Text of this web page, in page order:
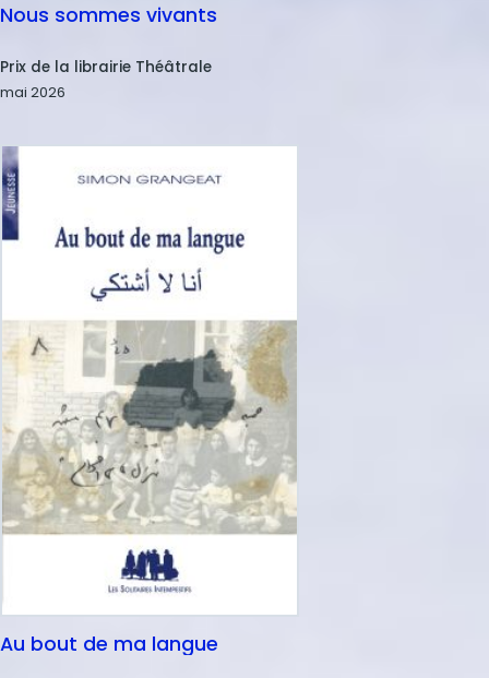
Nous sommes vivants
Nom
Prix de la librairie Théâtrale
Date
mai 2026
Au bout de ma langue